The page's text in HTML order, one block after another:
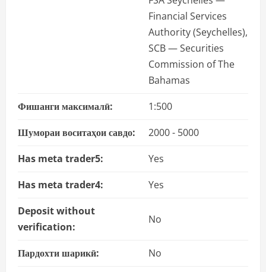
Financial Services
Authority (Seychelles),
SCB — Securities
Commission of The
Bahamas
Фишанги максималӣ:
1:500
Шумораи воситаҳои савдо:
2000 - 5000
Has meta trader5:
Yes
Has meta trader4:
Yes
Deposit without
verification:
No
Пардохти шарикӣ:
No